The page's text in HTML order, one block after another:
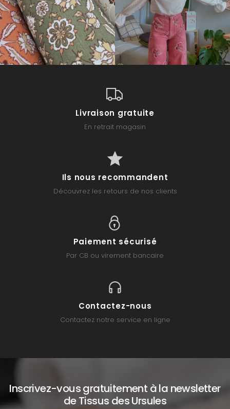
Livraison gratuite
En retrait magasin
Ils nous recommandent
Découvrez les retours de nos clients
Paiement sécurisé
Par CB ou virement bancaire
Contactez-nous
Contactez notre service en ligne
Inscrivez-vous gratuitement à la newsletter
de Tissus des Ursules